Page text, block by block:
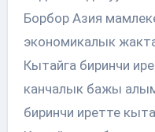
Борбор Азия
экономикалык
Кытайга биринчи
канчалык бажы
биринчи иретте